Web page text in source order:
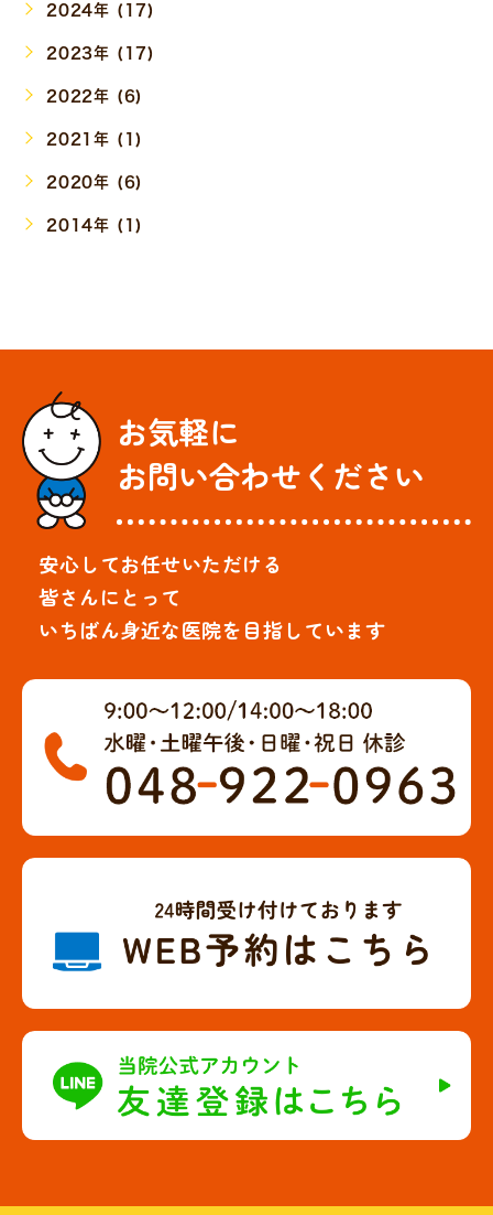
2024年 (17)
2023年 (17)
2022年 (6)
2021年 (1)
2020年 (6)
2014年 (1)
お気軽に
お問い合わせください
安心してお任せいただける
皆さんにとって
いちばん身近な医院を目指しています